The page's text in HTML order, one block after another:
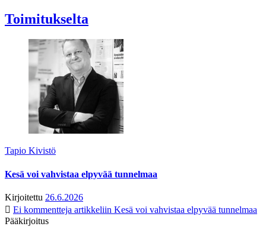
Toimitukselta
Tapio Kivistö
Kesä voi vahvistaa elpyvää tunnelmaa
Kirjoitettu 26.6.2026
Ei kommentteja artikkeliin Kesä voi vahvistaa elpyvää tunnelmaa
Pääkirjoitus